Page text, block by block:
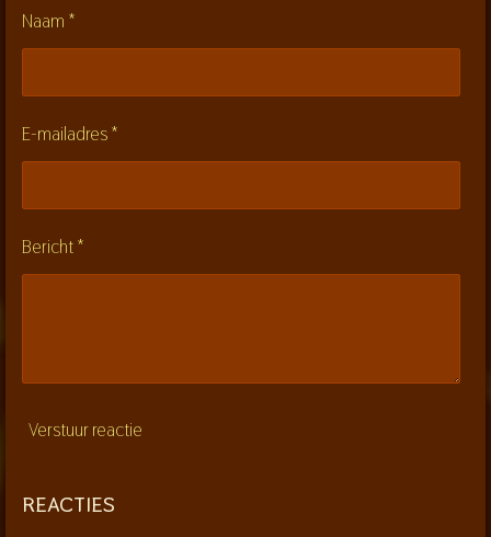
:
t
e
r
e
n
n
Naam *
E-mailadres *
Bericht *
Verstuur reactie
REACTIES